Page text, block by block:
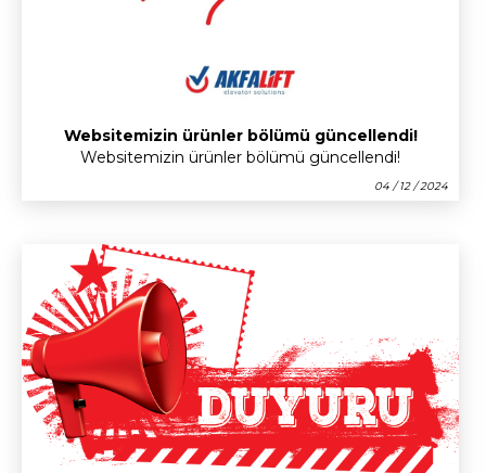
Websitemizin ürünler bölümü güncellendi!
Websitemizin ürünler bölümü güncellendi!
04 / 12 / 2024